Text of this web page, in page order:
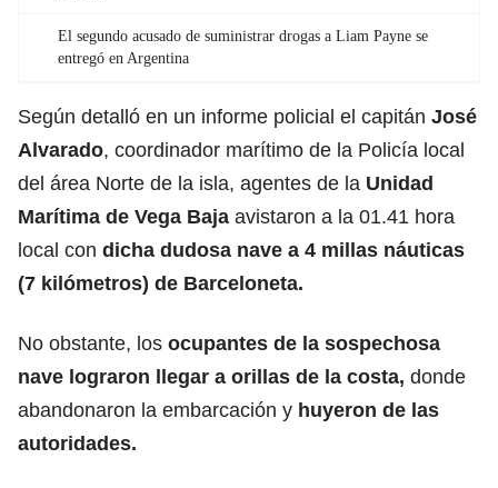
El segundo acusado de suministrar drogas a Liam Payne se
entregó en Argentina
Según detalló en un informe policial el capitán José
Alvarado, coordinador marítimo de la Policía local
del área Norte de la isla, agentes de la Unidad
Marítima de Vega Baja avistaron a la 01.41 hora
local con dicha dudosa nave a 4 millas náuticas
(7 kilómetros) de Barceloneta.
No obstante, los ocupantes de la sospechosa
nave lograron llegar a orillas de la costa, donde
abandonaron la embarcación y huyeron de las
autoridades.